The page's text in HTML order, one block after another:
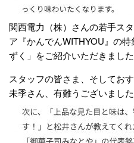
関西電力（株）さんの若手ス
ア『かんでんWITHYOU』の
ずく」をご紹介いただきました
スタッフの皆さま、そしてお
未季さん、有難うございました